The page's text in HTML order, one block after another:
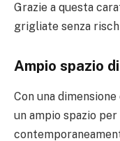
Grazie a questa
grigliate senza
Ampio spazio
Con una
un ampio spazio